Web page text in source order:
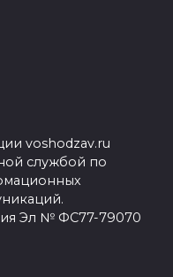
voshodzav.ru
службой по
Эл № ФС77-79070